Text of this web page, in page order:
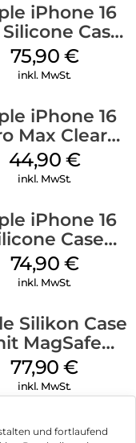
und fortlaufend
iPhone 16
Case
Stone
Gray
75,90 €
inkl. MwSt.
iPhone 16
Max Clear
MagSafe
Transparent
44,90 €
inkl. MwSt.
iPhone 16
Case
Lake
Green
74,90 €
inkl. MwSt.
Silikon Case
MagSafe
14 Pro
77,90€
inkl. MwSt.